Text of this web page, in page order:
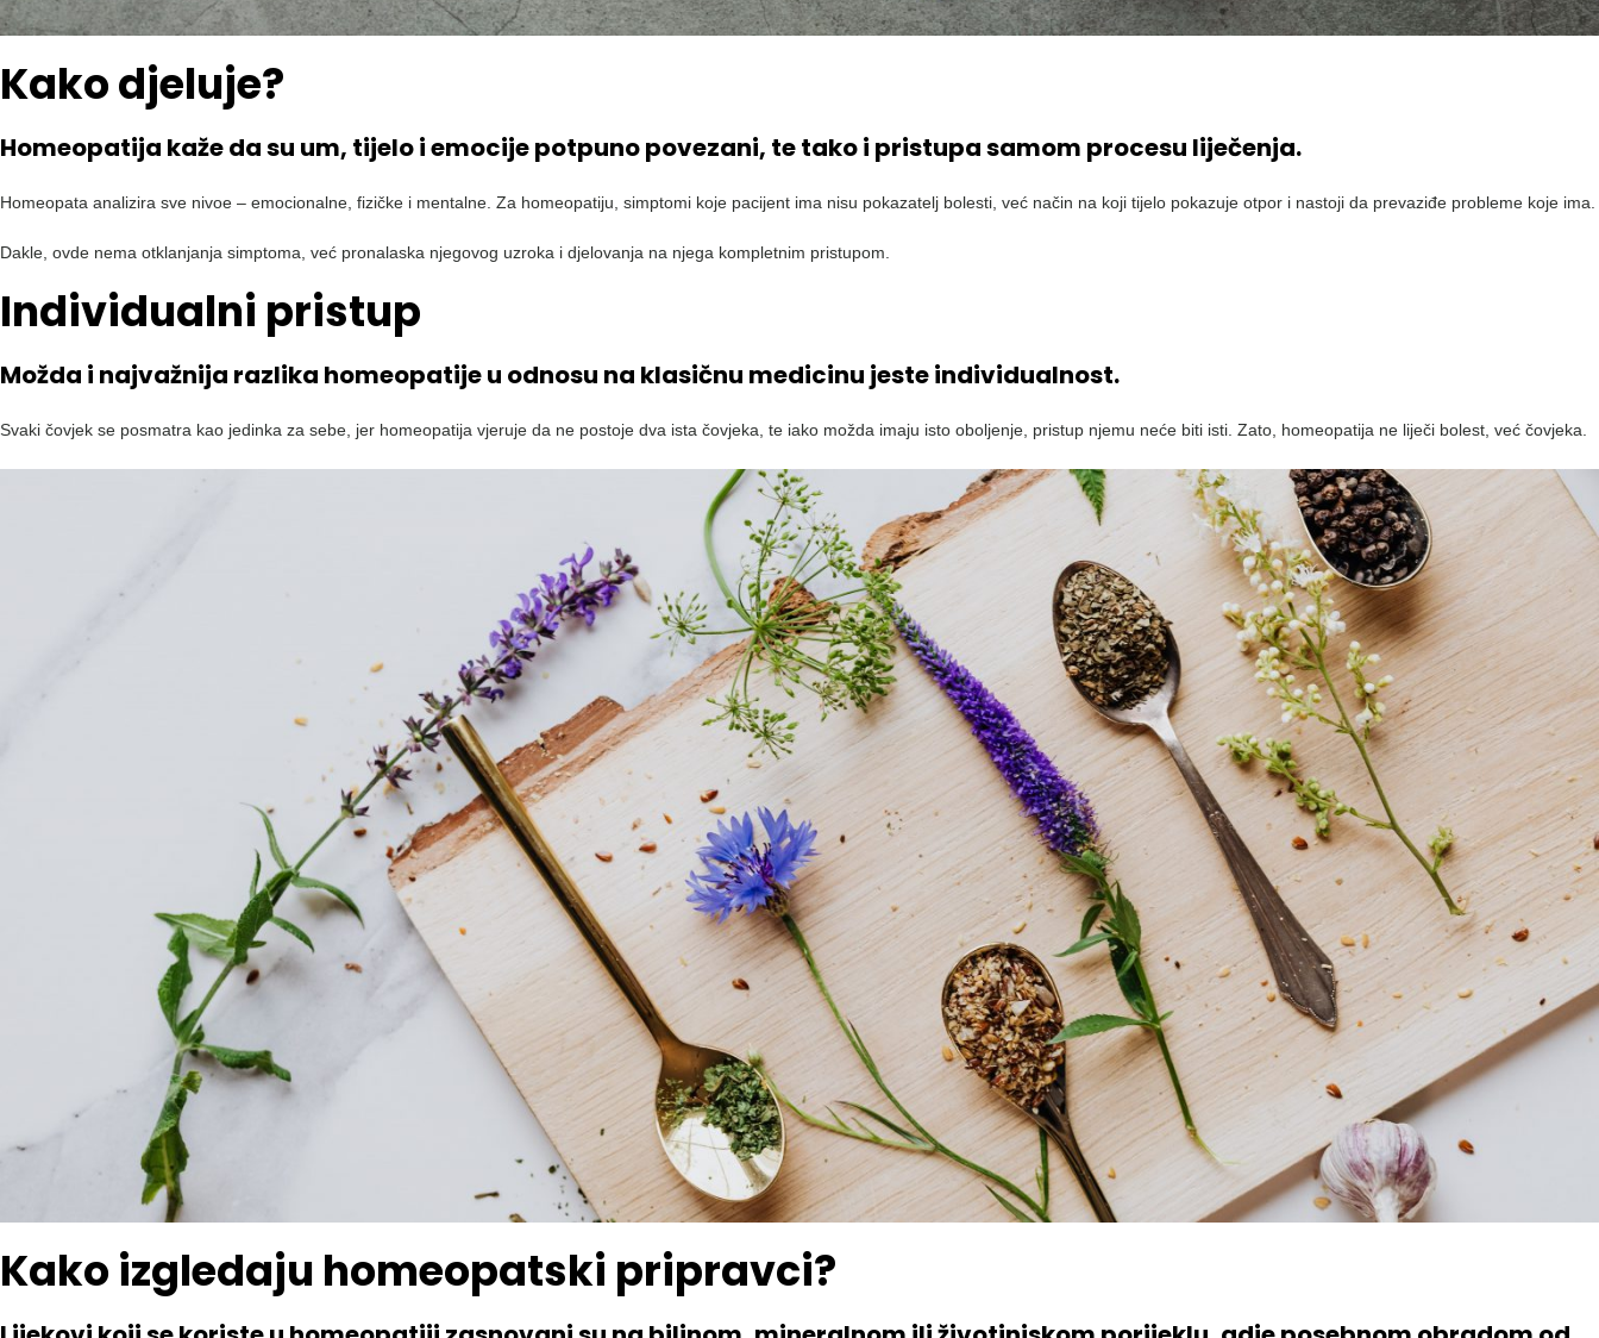
Kako djeluje?
Homeopatija kaže da su um, tijelo i emocije potpuno povezani, te tako i pristupa samom procesu liječenja.
Homeopata analizira sve nivoe – emocionalne, fizičke i mentalne. Za homeopatiju, simptomi koje pacijent ima nisu pokazatelj bolesti, već način na koji tijelo pokazuje otpor i nastoji da prevaziđe probleme koje ima.
Dakle, ovde nema otklanjanja simptoma, već pronalaska njegovog uzroka i djelovanja na njega kompletnim pristupom.
Individualni pristup
Možda i najvažnija razlika homeopatije u odnosu na klasičnu medicinu jeste individualnost.
Svaki čovjek se posmatra kao jedinka za sebe, jer homeopatija vjeruje da ne postoje dva ista čovjeka, te iako možda imaju isto oboljenje, pristup njemu neće biti isti. Zato, homeopatija ne liječi bolest, već čovjeka.
Kako izgledaju homeopatski pripravci?